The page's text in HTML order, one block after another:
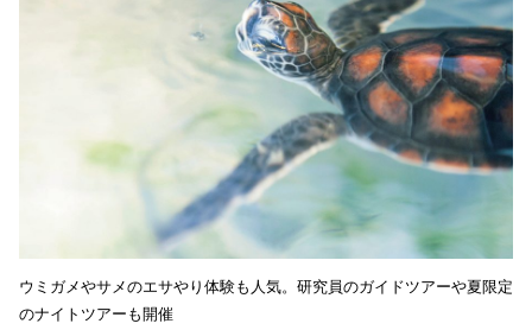
ウミガメやサメのエサやり体験も人気。研究員のガイドツアーや夏限定
のナイトツアーも開催